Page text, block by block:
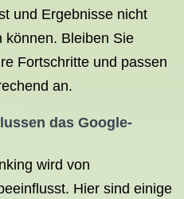
und Ergebnisse nicht
können. Bleiben Sie
Fortschritte und passen
an.
das Google-
wird von
Hier sind einige